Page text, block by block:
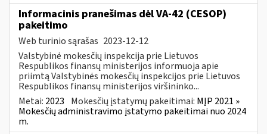
Informacinis pranešimas dėl VA-42 (CESOP)
pakeitimo
Web turinio sąrašas 2023-12-12
Valstybinė mokesčių inspekcija prie Lietuvos
Respublikos finansų ministerijos informuoja apie
priimtą Valstybinės mokesčių inspekcijos prie Lietuvos
Respublikos finansų ministerijos viršininko...
Metai: 2023 Mokesčių įstatymų pakeitimai: MĮP 2021 »
Mokesčių administravimo įstatymo pakeitimai nuo 2024
m.